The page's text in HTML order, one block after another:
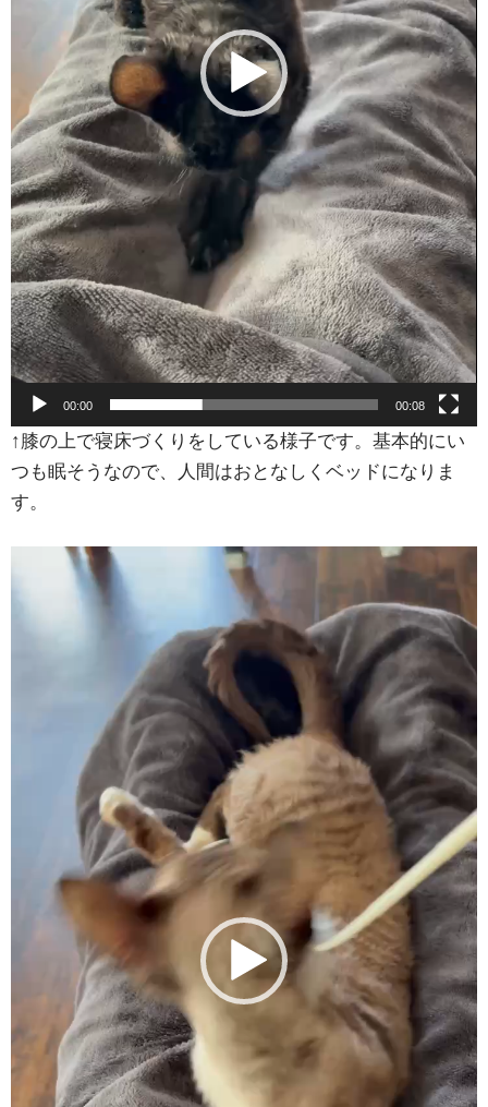
00:00 00:08
↑膝の上で寝床づくりをしている様子です。基本的にい
つも眠そうなので、人間はおとなしくベッドになりま
す。